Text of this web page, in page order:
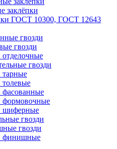
заклёпки
ГОСТ 10300, ГОСТ 12643
гвозди
гвозди
отделочные
гвозди
тарные
толевые
фасованные
формовочные
шиферные
гвозди
гвозди
финишные